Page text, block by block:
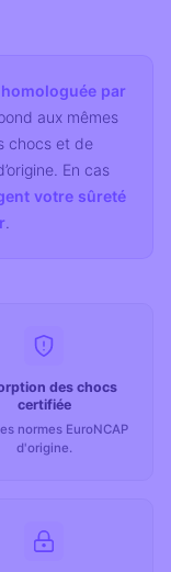
par
aux mêmes
chocs et de
En cas
votre sûreté
des chocs
certifiée
normes EuroNCAP
d'origine.